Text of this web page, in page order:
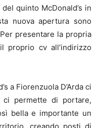
quinto McDonald’s in
nuova apertura sono
presentare la propria
proprio cv all’indirizzo
a Fiorenzuola D’Arda ci
ci permette di portare,
bella e importante un